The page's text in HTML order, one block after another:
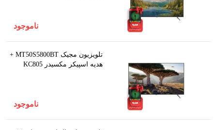
ناموجود
تلویزیون مجیک MT50S5800BT +
هدیه اسپیکر مکسیدر KC805
ناموجود